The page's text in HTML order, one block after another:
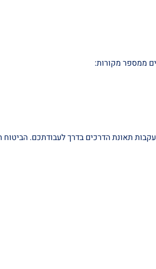
ממספר מקורות:
תאונת הדרכים בדרך לעבודתכם. הביטוח